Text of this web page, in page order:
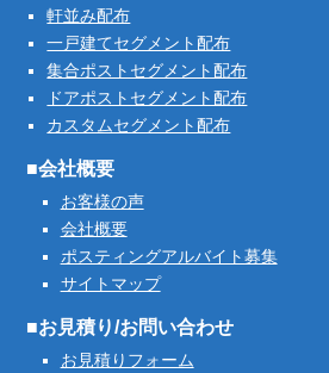
軒並み配布
一戸建てセグメント配布
集合ポストセグメント配布
ドアポストセグメント配布
カスタムセグメント配布
■会社概要
お客様の声
会社概要
ポスティングアルバイト募集
サイトマップ
■お見積り/お問い合わせ
お見積りフォーム